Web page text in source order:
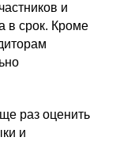
и
в срок. Кроме
раз оценить
и